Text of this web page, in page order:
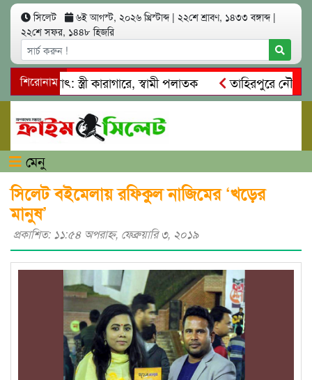
সিলেট ৬ই আগস্ট, ২০২৬ খ্রিস্টাব্দ | ২২শে শ্রাবণ, ১৪৩৩ বঙ্গাব্দ |
২২শে সফর, ১৪৪৮ হিজরি
শিরোনামস্ত্রী কারাগারে, স্বামী পলাতক
তাহিরপুরে নৌ-
মারধর
নগরীতে কোটি টাকার সম্পত্তি দখলের চেষ্টা:
মেনু
সিলেট বইমেলায় রফিকুল নাজিমের ‘খড়ের
মানুষ’
প্রকাশিত: ১১:৫৪ অপরাহ্ণ, ফেব্রুয়ারি ৩, ২০১৯